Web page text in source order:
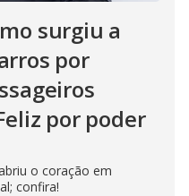
surgiu a
por
por poder
o coração em
confira!